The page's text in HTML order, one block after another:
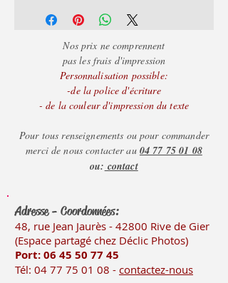
- de 100 = 3.20€
e 100 = 2.95€
Nos prix ne comprennent
pas les frais d'impression
Personnalisation possible:
-de la police d'écriture
- de la couleur d'impression du texte
Pour tous renseignements ou pour commander
merci de nous contacter au 04 77 75 01 08
ou: contact
Adresse - Coordonnées:
48, rue Jean Jaurès - 42800 Rive de Gier
(Espace partagé chez Déclic Photos)
Port: 06 45 50 77 45
Tél: 04 77 75 01 08 - contactez-nous